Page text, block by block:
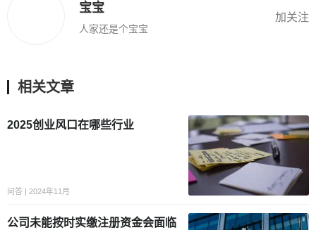
宝宝
人家还是个宝宝
加关注
相关文章
2025创业风口在哪些行业
问答 | 2024年11月
公司未能按时实缴注册资金会面临